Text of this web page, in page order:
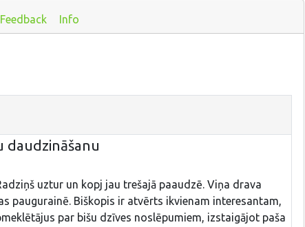
Feedback Info
daudzināšanu
uztur un kopj jau trešajā paaudzē. Viņa drava
paugurainē. Biškopis ir atvērts ikvienam interesantam,
par bišu dzīves noslēpumiem, izstaigājot paša